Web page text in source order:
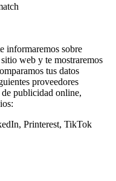
informaremos sobre
web y te mostraremos
tus datos
proveedores
de publicidad online,
Printerest, TikTok